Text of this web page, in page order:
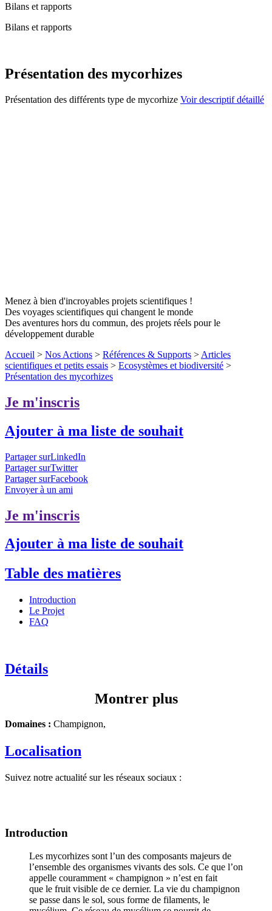
Bilans et rapports
Bilans et rapports
Présentation des mycorhizes
Présentation des différents type de mycorhize Voir descriptif détaillé
Menez à bien d'incroyables projets scientifiques !
Des voyages scientifiques qui changent le monde
Des aventures hors du commun, des projets réels pour le
développement durable
Accueil > Nos Actions > Références & Supports > Articles
scientifiques et petits essais > Ecosystèmes et biodiversité >
Présentation des mycorhizes
Je m'inscris
Ajouter à ma liste de souhait
Partager surLinkedIn
Partager surTwitter
Partager surFacebook
Envoyer à un ami
Je m'inscris
Ajouter à ma liste de souhait
Table des matières
Introduction
Le Projet
FAQ
Détails
Montrer plus
Domaines : Champignon,
Localisation
Suivez notre actualité sur les réseaux sociaux :
Introduction
Les mycorhizes sont l’un des composants majeurs de
l’ensemble des organismes vivants des sols. Ce que l’on
appelle couramment « champignon » n’est en fait
que le fruit visible de ce dernier. La vie du champignon
se passe dans le sol, sous forme de filaments, le